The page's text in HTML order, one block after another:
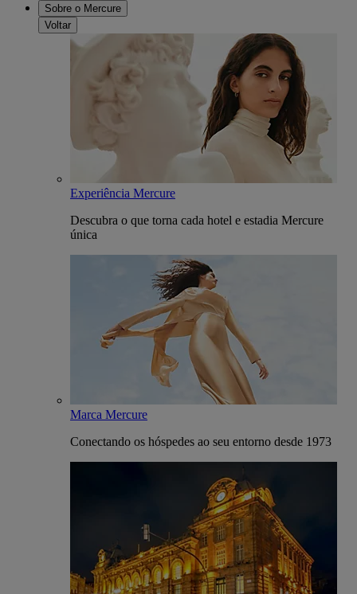
Sobre o Mercure
Voltar
Experiência Mercure
Descubra o que torna cada hotel e estadia Mercure
única
Marca Mercure
Conectando os hóspedes ao seu entorno desde 1973